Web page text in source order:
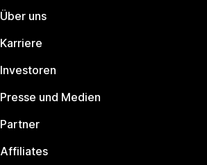
Über uns
Karriere
Investoren
Presse und Medien
Partner
Affiliates